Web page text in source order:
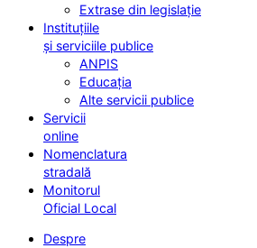
Extrase din legislație
Instituțiile
și serviciile publice
ANPIS
Educația
Alte servicii publice
Servicii
online
Nomenclatura
stradală
Monitorul
Oficial Local
Despre